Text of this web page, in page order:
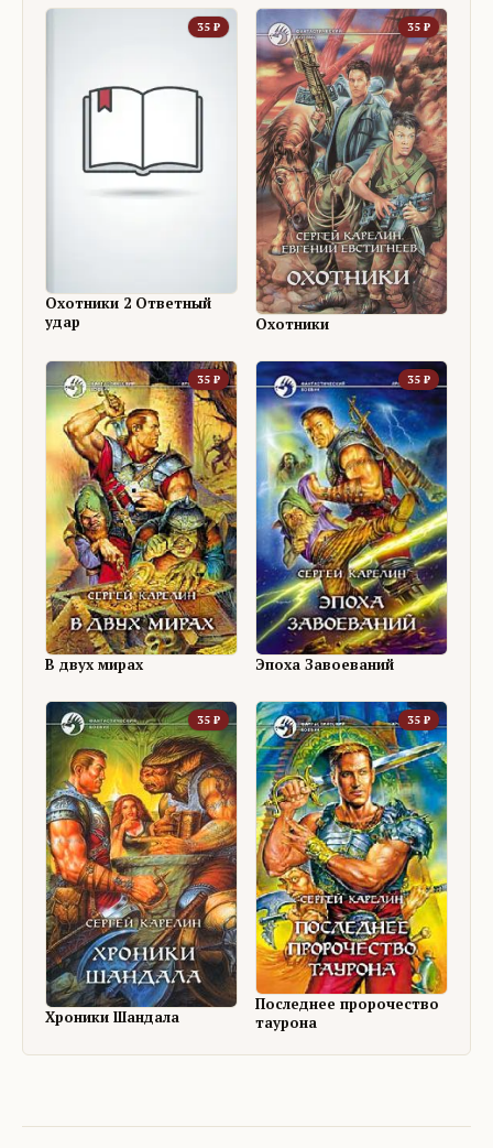
35 ₽
Охотники 2 Ответный
удар
35 ₽
Охотники
35 ₽
В двух мирах
35 ₽
Эпоха Завоеваний
35 ₽
Хроники Шандала
35 ₽
Последнее пророчество
таурона